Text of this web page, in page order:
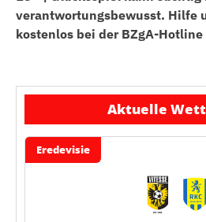
verantwortungsbewusst. Hilfe
kostenlos bei der BZgA-
Aktuelle Wett
Eredevisie